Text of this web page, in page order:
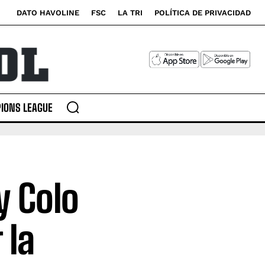
DATO HAVOLINE FSC LA TRI POLÍTICA DE PRIVACIDAD
LEAGUE
Colo